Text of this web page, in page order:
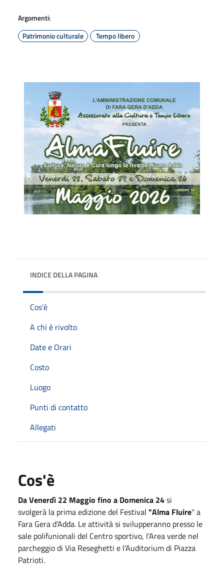
Argomenti:
Patrimonio culturale
Tempo libero
INDICE DELLA PAGINA
Cos'è
A chi è rivolto
Date e Orari
Costo
Luogo
Punti di contatto
Allegati
Cos'è
DaVenerdì 22 Maggio fino a Domenica 24si
svolgerà la prima edizione del Festival "Alma Fluire" a
Fara Gera d'Adda. Le attività si svilupperanno presso le
sale polifunionali del Centro sportivo, l'Area verde nel
parcheggio di Via Reseghetti e l'Auditorium di Piazza
Patrioti.